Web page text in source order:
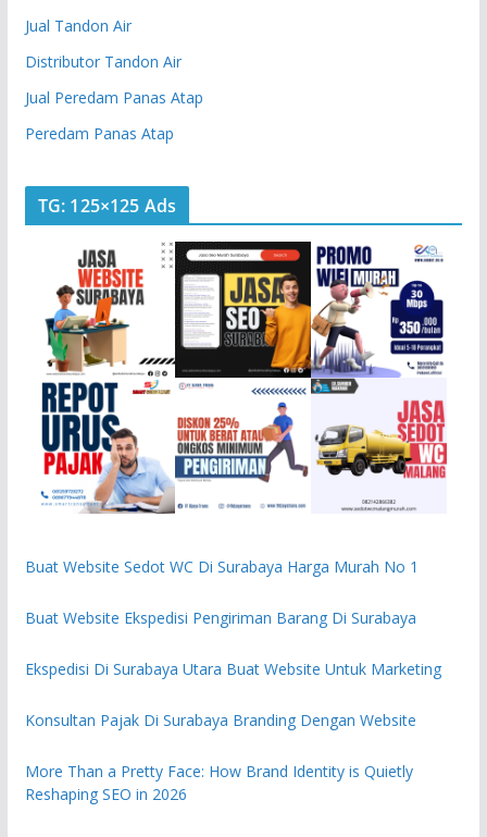
Jual Tandon Air
Distributor Tandon Air
Jual Peredam Panas Atap
Peredam Panas Atap
TG: 125×125 Ads
Buat Website Sedot WC Di Surabaya Harga Murah No 1
Buat Website Ekspedisi Pengiriman Barang Di Surabaya
Ekspedisi Di Surabaya Utara Buat Website Untuk Marketing
Konsultan Pajak Di Surabaya Branding Dengan Website
More Than a Pretty Face: How Brand Identity is Quietly
Reshaping SEO in 2026